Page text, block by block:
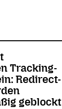
Tracking-
Redirect-
geblockt